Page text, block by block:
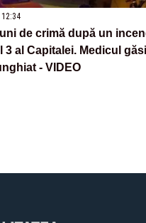
12:34
de crimă după un
3 al Capitalei. Medicul
- VIDEO